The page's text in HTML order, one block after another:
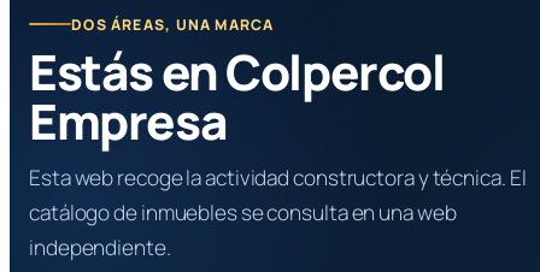
DOS ÁREAS, UNA MARCA
Estás en Colpercol
Empresa
Esta web recoge la actividad constructora y técnica. El
catálogo de inmuebles se consulta en una web
independiente.